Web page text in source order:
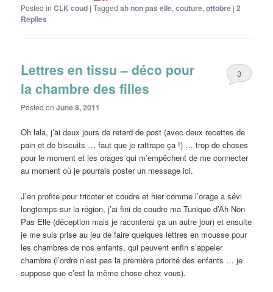
Posted in CLK coud |Tagged ah non pas elle,couture,ottobre |2
Replies
Lettres en tissu – déco pour
la chambre des filles
Posted onJune 8, 2011
3
Oh lala, j’ai deux jours de retard de post (avec deux recettes de
pain et de biscuits … faut que je rattrape ça !) … trop de choses
pour le moment et les orages qui m’empêchent de me connecter
au moment où je pourrais poster un message ici.
J’en profite pour tricoter et coudre et hier comme l’orage a sévi
longtemps sur la région, j’ai fini de coudre ma Tunique d’Ah Non
Pas Elle (déception mais je raconterai ça un autre jour) et ensuite
je me suis prise au jeu de faire quelques lettres en mousse pour
les chambres de nos enfants, qui peuvent enfin s’appeler
chambre (l’ordre n’est pas la première priorité des enfants … je
suppose que c’est la même chose chez vous).